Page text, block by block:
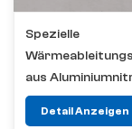
Spezielle
aus
Keramik für
Module
Detail Anzeigen